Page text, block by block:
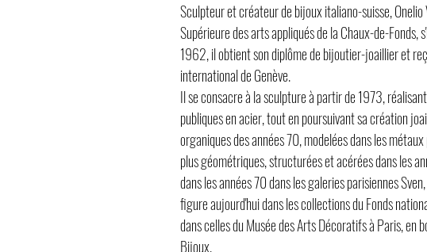
Sculpteur et créateur de bijoux italiano-suisse, Onelio
Supérieure des arts appliqués de la Chaux-de-Fonds,
1962, il obtient son diplôme de bijoutier-joaillier et
international de Genève.
Il se consacre à la sculpture à partir de 1973,
publiques en acier, tout en poursuivant sa création
organiques des années 70, modelées dans les
plus géométriques, structurées et acérées dans les
dans les années 70 dans les galeries parisiennes
figure aujourd'hui dans les collections du Fonds
dans celles du Musée des Arts Décoratifs à Paris, en
Bijoux.